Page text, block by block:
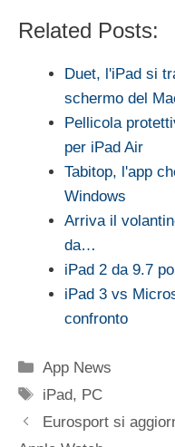
Related Posts:
Duet, l'iPad si
schermo del
Pellicola
per iPad Air
Tabitop, l'app
Windows
Arriva il
da…
iPad 2 da 9.7
iPad 3 vs
confronto
Categorie
App News
Tag
iPad, PC
Eurosport si